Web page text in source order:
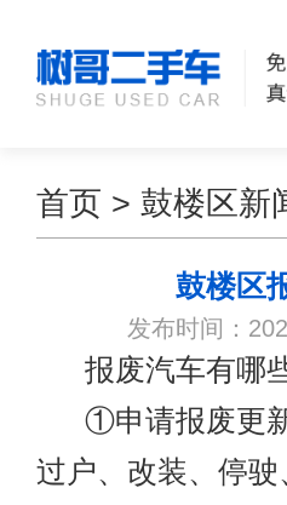
首页 > 鼓楼区新
鼓楼区
发布时间：
报废汽车有哪
①申请报废更
过户、改装、停